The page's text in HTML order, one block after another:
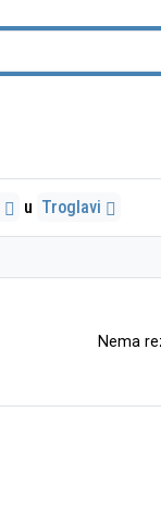
u Troglavi
Nema